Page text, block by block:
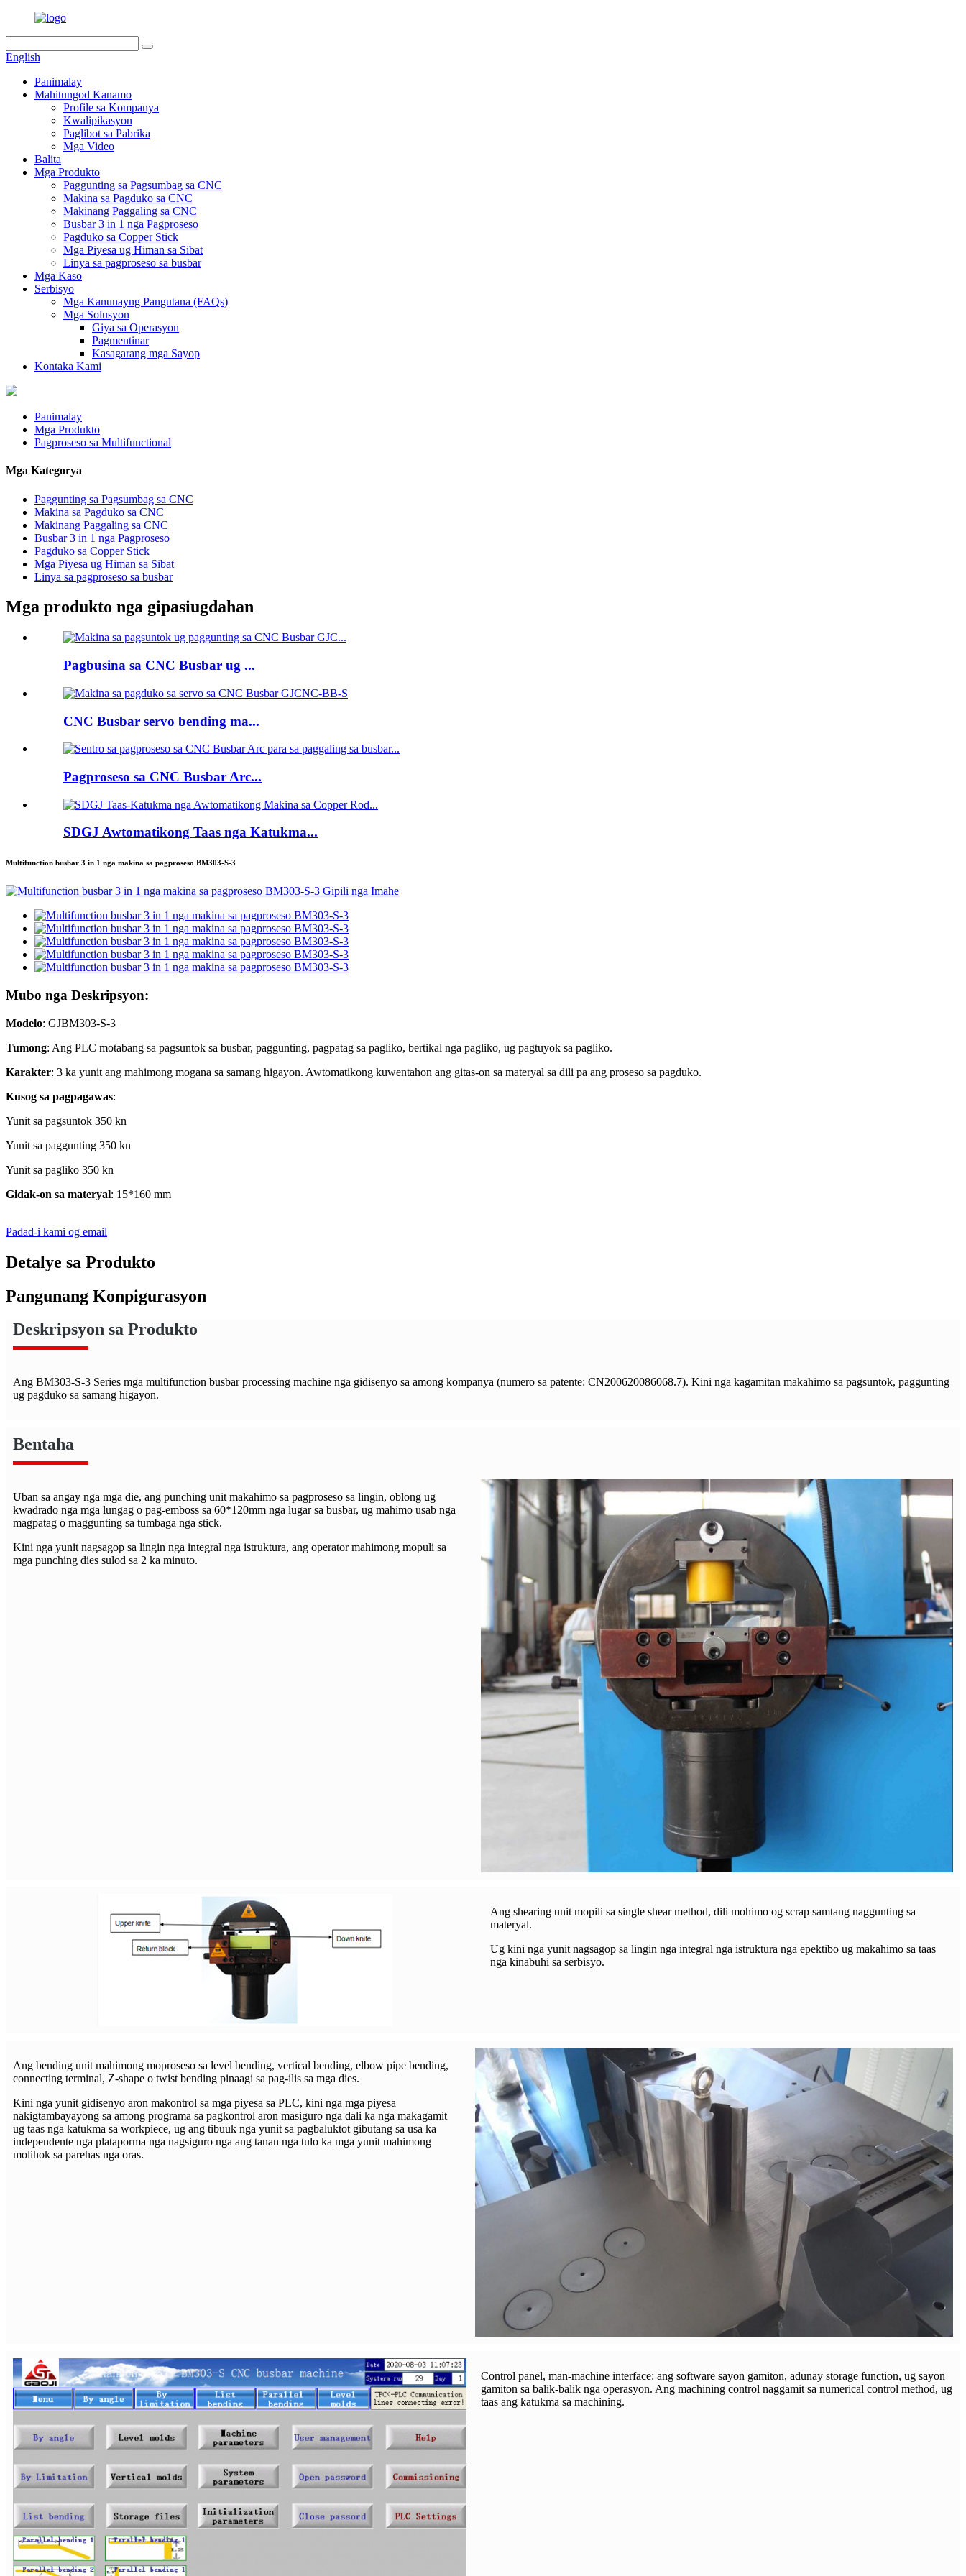
English
Panimalay
Mahitungod Kanamo
Profile sa Kompanya
Kwalipikasyon
Paglibot sa Pabrika
Mga Video
Balita
Mga Produkto
Paggunting sa Pagsumbag sa CNC
Makina sa Pagduko sa CNC
Makinang Paggaling sa CNC
Busbar 3 in 1 nga Pagproseso
Pagduko sa Copper Stick
Mga Piyesa ug Himan sa Sibat
Linya sa pagproseso sa busbar
Mga Kaso
Serbisyo
Mga Kanunayng Pangutana (FAQs)
Mga Solusyon
Giya sa Operasyon
Pagmentinar
Kasagarang mga Sayop
Kontaka Kami
Panimalay
Mga Produkto
Pagproseso sa Multifunctional
Mga Kategorya
Paggunting sa Pagsumbag sa CNC
Makina sa Pagduko sa CNC
Makinang Paggaling sa CNC
Busbar 3 in 1 nga Pagproseso
Pagduko sa Copper Stick
Mga Piyesa ug Himan sa Sibat
Linya sa pagproseso sa busbar
Mga produkto nga gipasiugdahan
Pagbusina sa CNC Busbar ug ...
CNC Busbar servo bending ma...
Pagproseso sa CNC Busbar Arc...
SDGJ Awtomatikong Taas nga Katukma...
Multifunction busbar 3 in 1 nga makina sa pagproseso BM303-S-3
Mubo nga Deskripsyon:
Modelo: GJBM303-S-3
Tumong: Ang PLC motabang sa pagsuntok sa busbar, paggunting, pagpatag sa pagliko, bertikal nga pagliko, ug pagtuyok sa pagliko.
Karakter: 3 ka yunit ang mahimong mogana sa samang higayon. Awtomatikong kuwentahon ang gitas-on sa materyal sa dili pa ang proseso sa pagduko.
Kusog sa pagpagawas:
Yunit sa pagsuntok 350 kn
Yunit sa paggunting 350 kn
Yunit sa pagliko 350 kn
Gidak-on sa materyal: 15*160 mm
Padad-i kami og email
Detalye sa Produkto
Pangunang Konpigurasyon
Deskripsyon sa Produkto
Ang BM303-S-3 Series mga multifunction busbar processing machine nga gidisenyo sa among kompanya (numero sa patente: CN200620086068.7). Kini nga kagamitan makahimo sa pagsuntok, paggunting
ug pagduko sa samang higayon.
Bentaha
Uban sa angay nga mga die, ang punching unit makahimo sa pagproseso sa lingin, oblong ug
kwadrado nga mga lungag o pag-emboss sa 60*120mm nga lugar sa busbar, ug mahimo usab nga
magpatag o maggunting sa tumbaga nga stick.
Kini nga yunit nagsagop sa lingin nga integral nga istruktura, ang operator mahimong mopuli sa
mga punching dies sulod sa 2 ka minuto.
Ang shearing unit mopili sa single shear method, dili mohimo og scrap samtang naggunting sa
materyal.
Ug kini nga yunit nagsagop sa lingin nga integral nga istruktura nga epektibo ug makahimo sa taas
nga kinabuhi sa serbisyo.
Ang bending unit mahimong moproseso sa level bending, vertical bending, elbow pipe bending,
connecting terminal, Z-shape o twist bending pinaagi sa pag-ilis sa mga dies.
Kini nga yunit gidisenyo aron makontrol sa mga piyesa sa PLC, kini nga mga piyesa
nakigtambayayong sa among programa sa pagkontrol aron masiguro nga dali ka nga makagamit
ug taas nga katukma sa workpiece, ug ang tibuuk nga yunit sa pagbaluktot gibutang sa usa ka
independente nga plataporma nga nagsiguro nga ang tanan nga tulo ka mga yunit mahimong
molihok sa parehas nga oras.
Control panel, man-machine interface: ang software sayon ​​gamiton, adunay storage function, ug sayon ​​
gamiton sa balik-balik nga operasyon. Ang machining control naggamit sa numerical control method, ug
taas ang katukma sa machining.